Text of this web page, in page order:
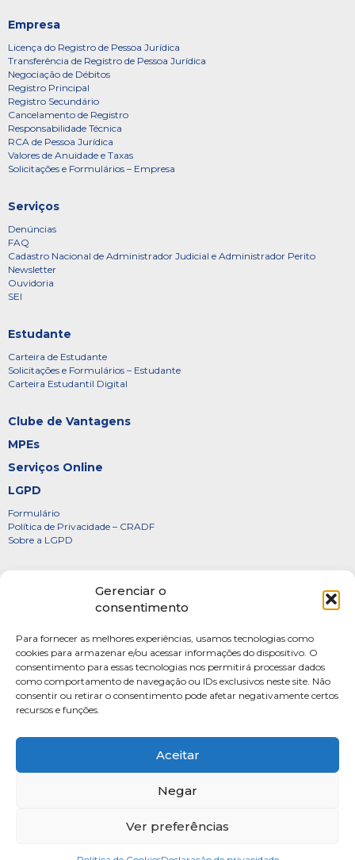
Gerenciar o
consentimento
Para fornecer as melhores experiências, usamos tecnologias como
cookies para armazenar e/ou acessar informações do dispositivo. O
consentimento para essas tecnologias nos permitirá processar dados
como comportamento de navegação ou IDs exclusivos neste site. Não
consentir ou retirar o consentimento pode afetar negativamente certos
recursos e funções.
Aceitar
Negar
Ver preferências
Empresa
Licença do Registro de Pessoa Jurídica
Transferência de Registro de Pessoa Jurídica
Negociação de Débitos
Registro Principal
Registro Secundário
Cancelamento de Registro
Responsabilidade Técnica
RCA de Pessoa Jurídica
Valores de Anuidade e Taxas
Solicitações e Formulários – Empresa
Serviços
Denúncias
FAQ
Cadastro Nacional de Administrador Judicial e Administrador Perito
Newsletter
Ouvidoria
SEI
Estudante
Carteira de Estudante
Solicitações e Formulários – Estudante
Carteira Estudantil Digital
Clube de Vantagens
MPEs
Serviços Online
LGPD
Formulário
Política de Privacidade – CRADF
Sobre a LGPD
Diretoria
FOTOS
Webmail
Artigos
Escritores do Sistema
SAUS Quadra 06, Bloco K, Ed.Belvedere sala 201 Asa Sul Brasilia-DF CEP: 70070-